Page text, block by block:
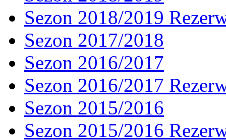
Sezon 2018/2019
Sezon 2017/2018
Sezon 2016/2017
Sezon 2016/2017
Sezon 2015/2016
Sezon 2015/2016